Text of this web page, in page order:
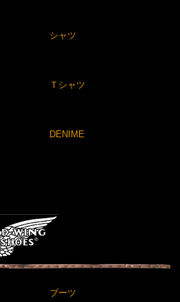
シャツ
Ｔシャツ
DENIME
ブーツ